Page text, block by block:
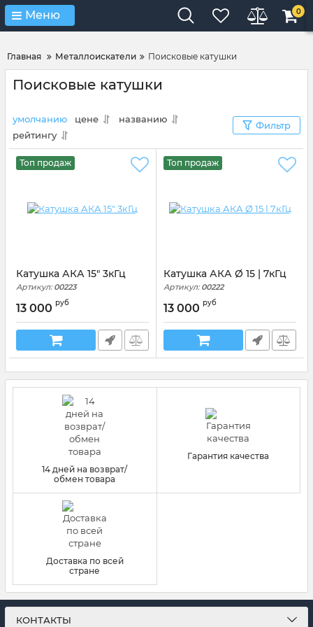
Verification: 4d3cd267c9851eb4
Меню 0
Главная Металлоискатели Поисковые катушки
Поисковые катушки
умолчанию цене
названию
рейтингу
Фильтр
Топ продаж
Катушка АКА 15" 3кГц
Артикул:00223
13 000 руб
Топ продаж
Катушка АКА Ø 15 | 7кГц
Артикул:00222
13 000 руб
14 дней на возврат/
обмен товара
Гарантия качества
Доставка по всей
стране
КОНТАКТЫ